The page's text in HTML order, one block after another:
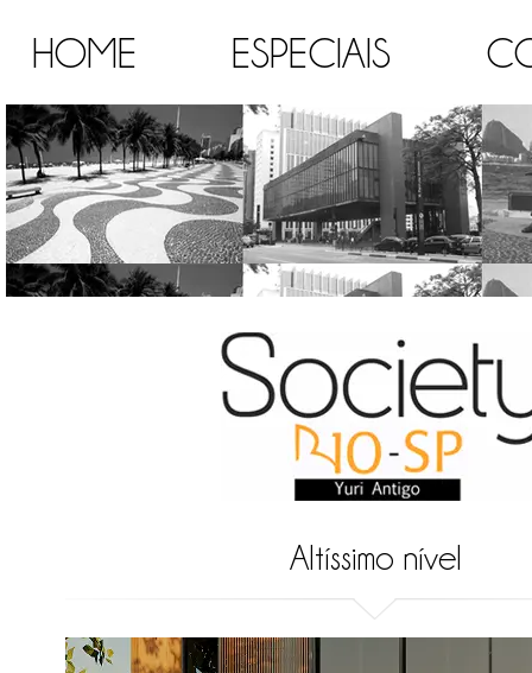
HOME ESPECIAIS
Altíssimo nível